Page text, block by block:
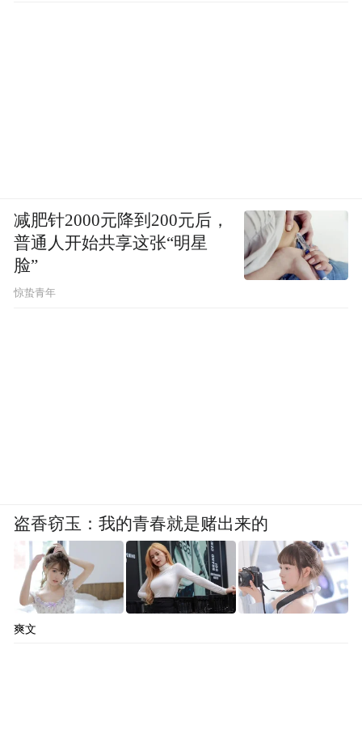
减肥针2000元降到200元后，
普通人开始共享这张“明星
脸”
惊蛰青年
盗香窃玉：我的青春就是赌出来的
爽文